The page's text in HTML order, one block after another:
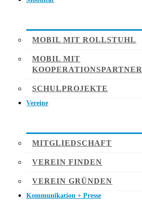
MOBIL MIT ROLLSTUHL
MOBIL MIT
KOOPERATIONSPARTNER
SCHULPROJEKTE
Vereine
MITGLIEDSCHAFT
VEREIN FINDEN
VEREIN GRÜNDEN
Kommunikation + Presse